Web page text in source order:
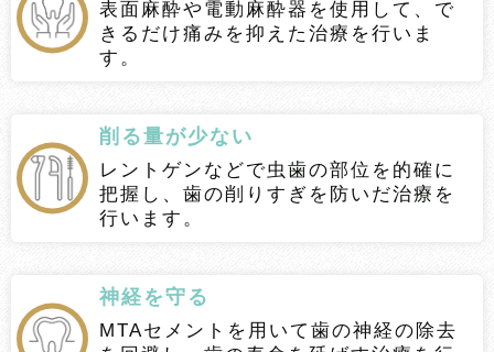
表面麻酔や電動麻酔器を使用して、で
きるだけ痛みを抑えた治療を行いま
す。
削る量が少ない
レントゲンなどで虫歯の部位を的確に
把握し、歯の削りすぎを防いだ治療を
行います。
神経を守る
MTAセメントを用いて歯の神経の除去